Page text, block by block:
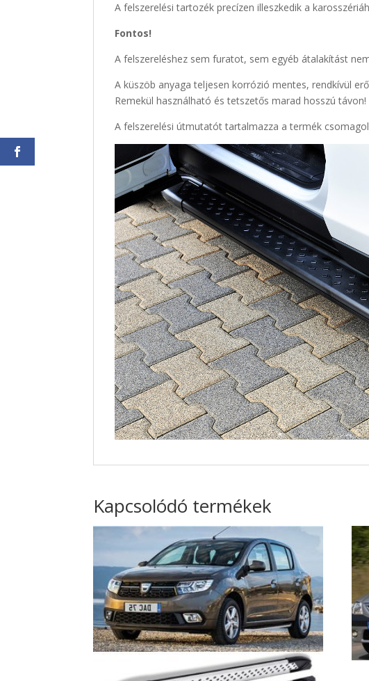
A felszerelési tartozék precízen illeszkedik a
Fontos!
A felszereléshez sem furatot, sem egyéb átalakítást
A küszöb anyaga teljesen korrózió mentes, rendkívül
Remekül használható és tetszetős marad hosszú távon!
A felszerelési útmutatót tartalmazza a termék
Kapcsolódó termékek